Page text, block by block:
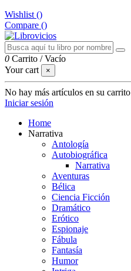
Wishlist ()
Compare ()
0 Carrito /Vacío
Your cart
×
No hay más artículos en su carrito
Iniciar sesión
Home
Narrativa
Antología
Autobiográfica
Narrativa
Aventuras
Bélica
Ciencia Ficción
Dramático
Erótico
Espionaje
Fábula
Fantasía
Humor